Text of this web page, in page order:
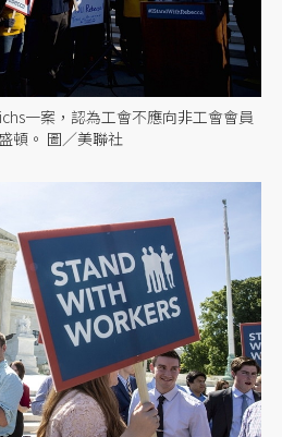
一案，認為工會不應向非工會會員
頓。 圖／美聯社